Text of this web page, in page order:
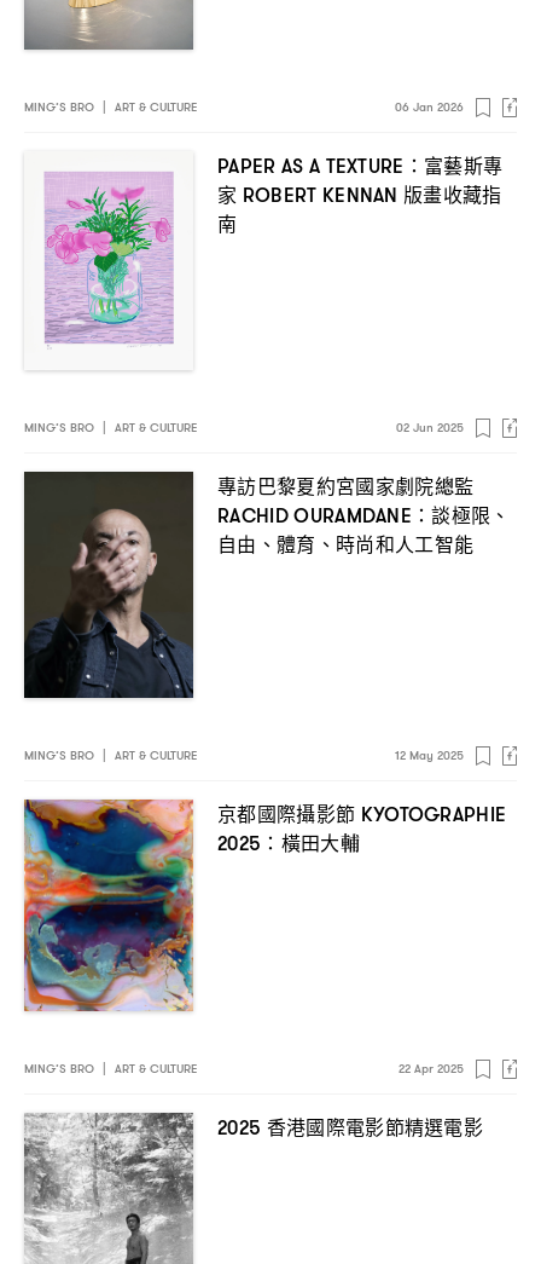
MING’S BRO ART & CULTURE 06 Jan 2026
PAPER AS A TEXTURE： 富藝斯專
家 ROBERT KENNAN 版畫收藏指
南
MING’S BRO ART & CULTURE 02 Jun 2025
專訪巴黎夏約宮國家劇院總監
RACHID OURAMDANE：談極限、
自由、體育、時尚和人工智能
MING’S BRO | ART & CULTURE 12 May 2025
京都國際攝影節 KYOTOGRAPHIE
2025： 橫田大輔
MING’S BRO | ART & CULTURE 22 Apr 2025
2025 香港國際電影節精選電影